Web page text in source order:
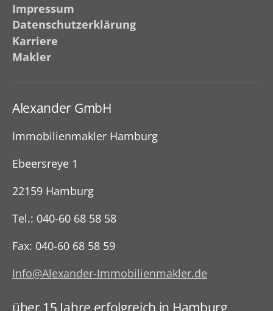
–
vermietet
Impressum
Datenschutzerklärung
Karriere
Makler
Alexander GmbH
Immobilienmakler Hamburg
Ebeersreye 1
22159 Hamburg
Tel.: 040-60 68 58 58
Fax: 040-60 68 58 59
Info@Alexander-Immobilienmakler.de
über 15 Jahre erfolgreich in Hamburg